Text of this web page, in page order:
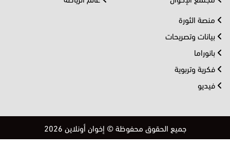
منصة الثورة
بيانات وتصريحات
بانوراما
فكرية وتربوية
فيديو
جميع الحقوق محفوظة © إخوان أونلاين 2026